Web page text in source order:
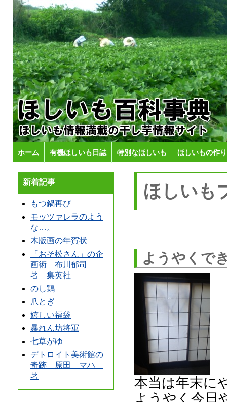
ホーム 有機ほしいも日誌 特別なほしいも ほしいもの作
新着記事
もつ鍋再び
モッツァレラのよう
な…。
木版画の年賀状
「おそ松さん」の企
画術 布川郁司
著 集英社
のし鶏
爪とぎ
嬉しい福袋
暴れん坊将軍
七草がゆ
デトロイト美術館の
奇跡 原田 マハ
著
ほしいも
ようやくで
本当は年末に
ようやく今日